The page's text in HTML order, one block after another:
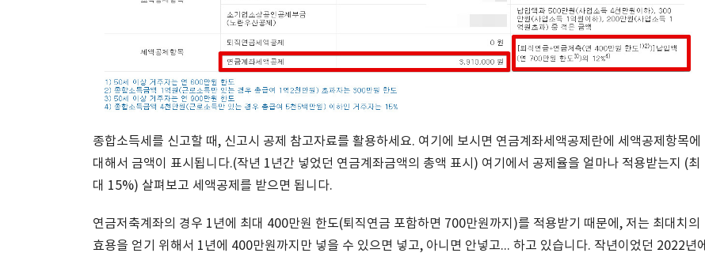
종합소득세를 신고할 때, 신고시 공제 참고자료를 활용하세요. 여기에 보시면 연금계좌세액공제란에 세액공제항목에
대해서 금액이 표시됩니다.(작년 1년간 넣었던 연금계좌금액의 총액 표시) 여기에서 공제율을 얼마나 적용받는지 (최
대 15%) 살펴보고 세액공제를 받으면 됩니다.
연금저축계좌의 경우 1년에 최대 400만원 한도(퇴직연금 포함하면 700만원까지)를 적용받기 때문에, 저는 최대치의
효용을 얻기 위해서 1년에 400만원까지만 넣을 수 있으면 넣고, 아니면 안넣고... 하고 있습니다. 작년이었던 2022년에